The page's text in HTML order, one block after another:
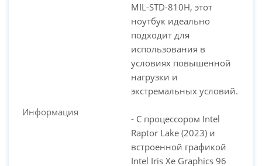
Информация
MIL-STD-810H, этот
ноутбук идеально
подходит для
использования в
условиях повышенной
нагрузки и
экстремальных условий.
- С процессором Intel
Raptor Lake (2023) и
встроенной графикой
Intel Iris Xe Graphics 96